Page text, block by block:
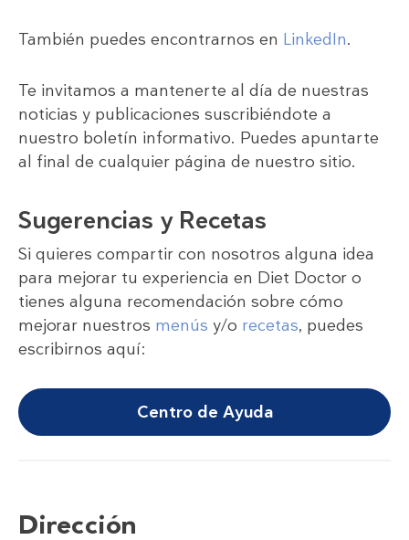
También puedes encontrarnos en LinkedIn.
Te invitamos a mantenerte al día de nuestras
noticias y publicaciones suscribiéndote a
nuestro boletín informativo. Puedes apuntarte
al final de cualquier página de nuestro sitio.
Sugerencias y Recetas
Si quieres compartir con nosotros alguna idea
para mejorar tu experiencia en Diet Doctor o
tienes alguna recomendación sobre cómo
mejorar nuestros menús y/o recetas, puedes
escribirnos aquí:
Centro de Ayuda
Dirección